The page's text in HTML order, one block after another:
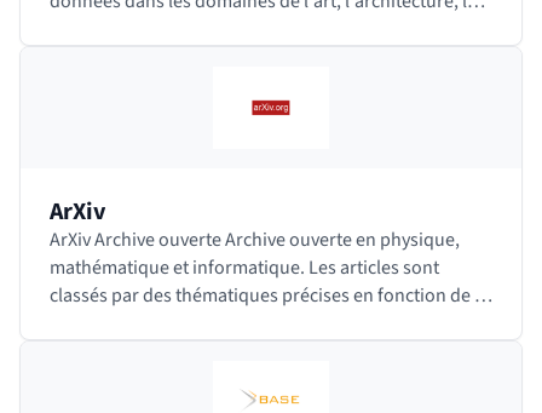
ArXiv
ArXiv Archive ouverte Archive ouverte en physique,
mathématique et informatique. Les articles sont
classés par des thématiques précises en fonction de la